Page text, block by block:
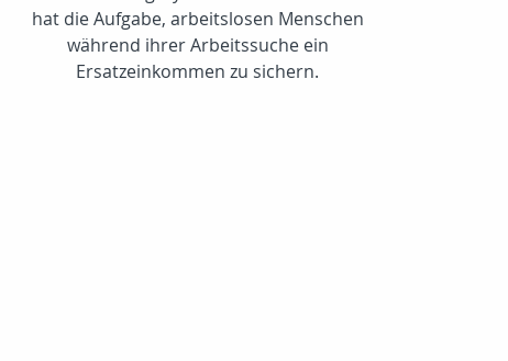
hat die Aufgabe, arbeitslosen Menschen
während ihrer Arbeitssuche ein
Ersatzeinkommen zu sichern.